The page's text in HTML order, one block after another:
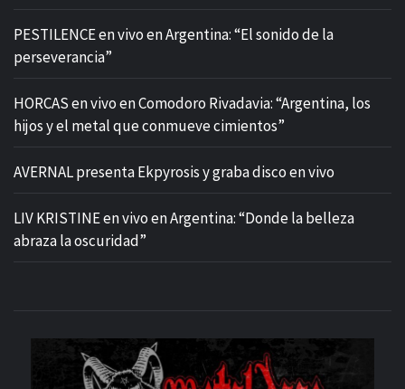
PESTILENCE en vivo en Argentina: “El sonido de la
perseverancia”
HORCAS en vivo en Comodoro Rivadavia: “Argentina, los
hijos y el metal que conmueve cimientos”
AVERNAL presenta Ekpyrosis y graba disco en vivo
LIV KRISTINE en vivo en Argentina: “Donde la belleza
abraza la oscuridad”